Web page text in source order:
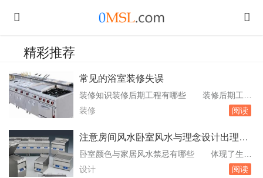
精彩推荐
常见的浴室装修失误
装修知识装修后期工程有哪些 装修后期工程
包括但不限于以下几个方面：安装墙面置物架：
是一个错误的做法。因为安装置物。与订制产品
门、木地板、橱柜、浴室柜、厨房与卫浴的吊顶
等订制产品的时间段，这些安装工作的。浴室地
装修 阅读
注意房间风水卧室风水与理念设计出理想
房间
卧室颜色与家居风水禁忌有哪些 体现了生活
的纯真与理想，可以让人感受轻松舒适。在卧室
设计 阅读